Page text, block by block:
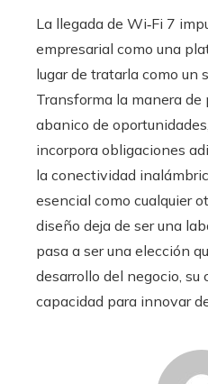
La llegada de Wi‑Fi 7
empresarial como una
lugar de tratarla como un
Transforma la manera de
abanico de
incorpora obligaciones
la conectividad
esencial como cualquier
diseño deja de ser una
pasa a ser una elección
desarrollo del negocio, su
capacidad para innovar